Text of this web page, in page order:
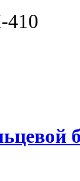
410